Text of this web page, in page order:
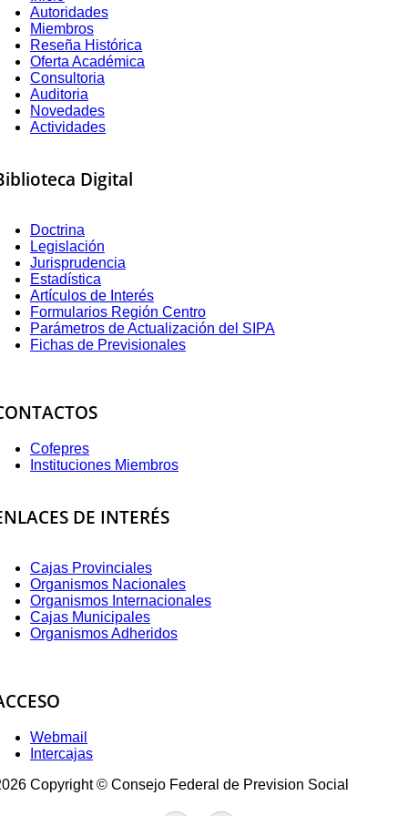
Autoridades
Miembros
Reseña Histórica
Oferta Académica
Consultoria
Auditoria
Novedades
Actividades
Digital
Doctrina
Legislación
Jurisprudencia
Estadística
Artículos de Interés
Formularios Región Centro
Parámetros de Actualización del SIPA
Fichas de Previsionales
Cofepres
Instituciones Miembros
DE INTERÉS
Cajas Provinciales
Organismos Nacionales
Organismos Internacionales
Cajas Municipales
Organismos Adheridos
Webmail
Intercajas
Copyright © Consejo Federal de Prevision Social